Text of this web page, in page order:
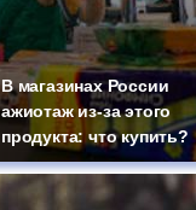
В магазинах России
ажиотаж из-за этого
продукта: что купить?